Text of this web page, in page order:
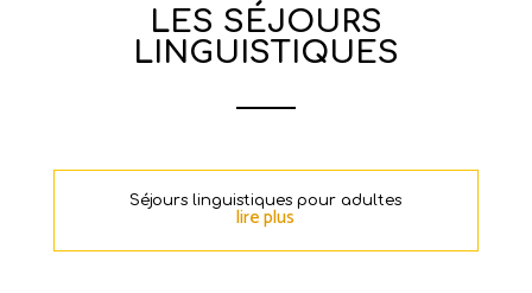
LES SÉJOURS
LINGUISTIQUES
Séjours linguistiques pour adultes
lire plus